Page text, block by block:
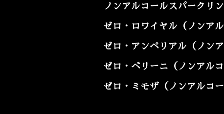
ノンアルコールスパークリ
ゼロ・ロワイヤル（ノンア
ゼロ・アンペリアル（ノン
ゼロ・ベリーニ（ ノンアル
ゼロ・ミモザ（ ノンアルコ